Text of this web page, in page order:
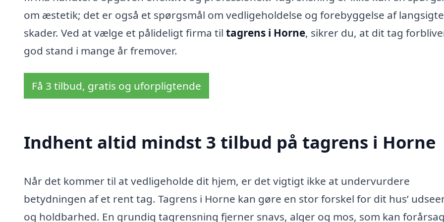
om æstetik; det er også et spørgsmål om vedligeholdelse og forebyggelse af
skader. Ved at vælge et pålideligt firma til tagrens i Horne, sikrer du, at dit tag
god stand i mange år fremover.
Få 3 tilbud, gratis og uforpligtende
Indhent altid mindst 3 tilbud på tagrens i Horne
Når det kommer til at vedligeholde dit hjem, er det vigtigt ikke at undervurdere
betydningen af et rent tag. Tagrens i Horne kan gøre en stor forskel for dit hus’
og holdbarhed. En grundig tagrensning fjerner snavs, alger og mos, som kan